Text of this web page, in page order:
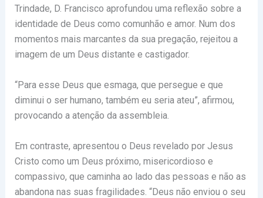
Trindade, D. Francisco aprofundou uma reflexão sobre a
identidade de Deus como comunhão e amor. Num dos
momentos mais marcantes da sua pregação, rejeitou a
imagem de um Deus distante e castigador.
“Para esse Deus que esmaga, que persegue e que
diminui o ser humano, também eu seria ateu”, afirmou,
provocando a atenção da assembleia.
Em contraste, apresentou o Deus revelado por Jesus
Cristo como um Deus próximo, misericordioso e
compassivo, que caminha ao lado das pessoas e não as
abandona nas suas fragilidades. “Deus não enviou o seu